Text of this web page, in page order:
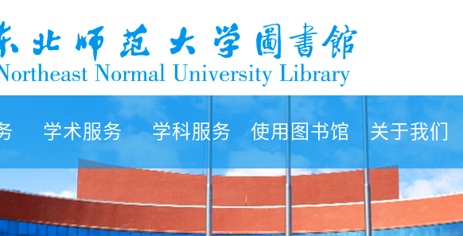
学术服务 学科服务 使用图书馆 关于我们